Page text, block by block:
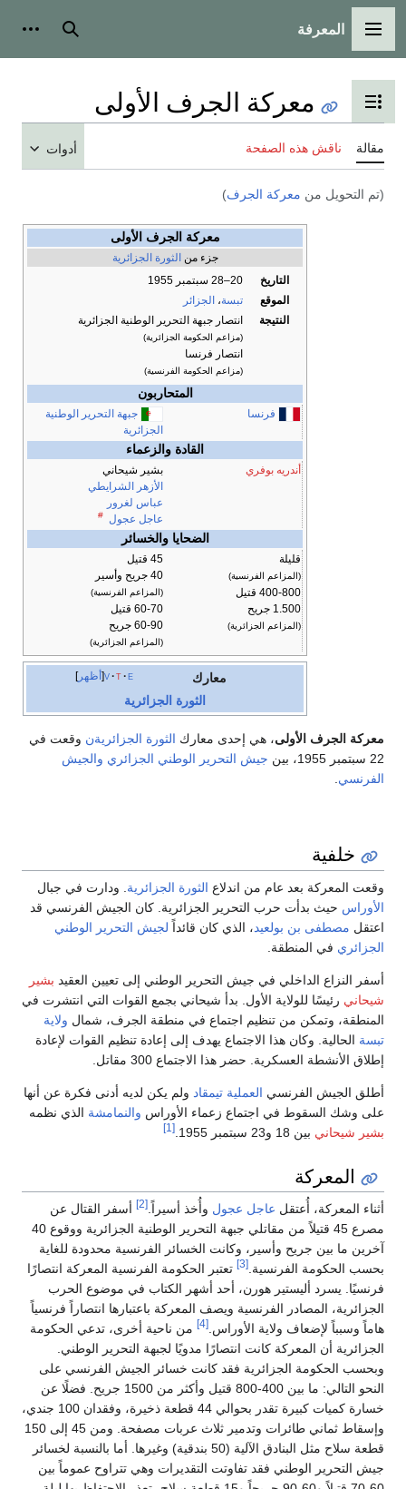
القائمة الرئيسية
المعرفة بحث
تبديل عرض جدول المحتويات
معركة الجرف الأولى
مقالة ناقش هذه الصفحة أدوات
(تم التحويل من معركة الجرف)
معركة الجرف الأولى
جزء من الثورة الجزائرية
التاريخ
20–28 سبتمبر 1955
الموقع
تبسة، الجزائر
النتيجة
انتصار جبهة التحرير الوطنية الجزائرية
(مزاعم الحكومة الجزائرية)
انتصار فرنسا
(مزاعم الحكومة الفرنسية)
المتحاربون
فرنسا
جبهة التحرير الوطنية
الجزائرية
القادة والزعماء
أندريه بوفري
بشير شيحاني
الأزهر الشرايطي
عباس لغرور
عاجل عجول #
الضحايا والخسائر
قليلة
(المزاعم الفرنسية)
400-800 قتيل
1.500 جريح
(المزاعم الجزائرية)
45 قتيل
40 جريح وأسير
(المزاعم الفرنسية)
60-70 قتيل
60-90 جريح
(المزاعم الجزائرية)
أظهر v t e
معارك
الثورة الجزائرية
معركة الجرف الأولى، هي إحدى معارك الثورة الجزائريةن وقعت في
22 سبتمبر 1955، بين
جيش التحرير الوطني الجزائري والجيش
الفرنسي
خلفية
وقعت المعركة بعد عام من اندلاع الثورة الجزائرية . ودارت في جبال
الأوراس حيث بدأت حرب التحرير الجزائرية. كان الجيش الفرنسي قد
اعتقل مصطفى بن بولعيد، الذي كان قائداً لجيش التحرير الوطني
الجزائري في المنطقة.
أسفر النزاع الداخلي في جيش التحرير الوطني إلى تعيين العقيد بشير
شيحاني رئيسًا للولاية الأول. بدأ شيحاني بجمع القوات التي انتشرت في
المنطقة، وتمكن من تنظيم اجتماع في منطقة الجرف، شمال ولاية
تبسة الحالية. وكان هذا الاجتماع يهدف إلى إعادة تنظيم القوات لإعادة
إطلاق الأنشطة العسكرية. حضر هذا الاجتماع 300 مقاتل.
أطلق الجيش الفرنسي العملية تيمقاد ولم يكن لديه أدنى فكرة عن أنها
على وشك السقوط في اجتماع زعماء الأوراس والنمامشة الذي نظمه
بشير شيحاني بين 18 و23 سبتمبر 1955. [1]
المعركة
أثناء المعركة، أُعتقل عاجل عجول وأُخذ أسيراً. [2]
أسفر القتال عن
مصرع 45 قتيلاً من مقاتلي جبهة التحرير الوطنية الجزائرية ووقوع 40
آخرين ما بين جريح وأسير، وكانت الخسائر الفرنسية محدودة للغاية
بحسب الحكومة الفرنسية. [3]
تعتبر الحكومة الفرنسية المعركة انتصارًا
فرنسيًا. يسرد أليستير هورن، أحد أشهر الكتاب في موضوع الحرب
الجزائرية، المصادر الفرنسية ويصف المعركة باعتبارها انتصاراً فرنسياً
هاماً وسبباً لإضعاف ولاية الأوراس. [4]
من ناحية أخرى، تدعي الحكومة
الجزائرية أن المعركة كانت انتصارًا مدويًا لجبهة التحرير الوطني.
وبحسب الحكومة الجزائرية فقد كانت خسائر الجيش الفرنسي على
النحو التالي: ما بين 400-800 قتيل وأكثر من 1500 جريح. فضلًا عن
خسارة كميات كبيرة تقدر بحوالي 44 قطعة ذخيرة، وفقدان 100 جندي،
وإسقاط ثماني طائرات وتدمير ثلاث عربات مصفحة. ومن 45 إلى 150
قطعة سلاح مثل البنادق الآلية (50 بندقية) وغيرها. أما بالنسبة لخسائر
جيش التحرير الوطني فقد تفاوتت التقديرات وهي تتراوح عموماً بين